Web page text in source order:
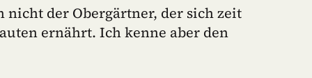
nicht der Obergärtner, der sich zeit
ernährt. Ich kenne aber den